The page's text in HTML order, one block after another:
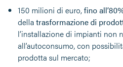
150 milioni di euro,fino
della trasformazione di
l’installazione di impianti non
all’autoconsumo, con
prodotta sul mercato;